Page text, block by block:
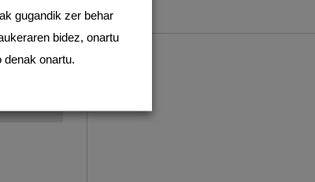
gugandik zer behar
bidez, onartu
onartu.